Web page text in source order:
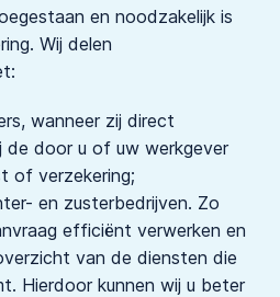
en noodzakelijk is
Wij delen
wanneer zij direct
de door u of uw werkgever
of verzekering;
en zusterbedrijven. Zo
efficiënt verwerken en
van de diensten die
Hierdoor kunnen wij u beter